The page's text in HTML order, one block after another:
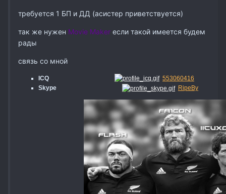
требуется 1 БП и ДД (асистер приветствуется)
так же нужен Movie Maker если такой имеется будем
рады
связь со мной
ICQ
553060416
Skype
RipeBy